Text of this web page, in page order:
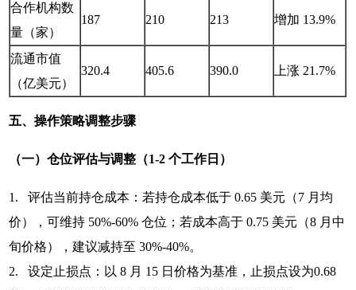
合作机构数
量（家）
187 210 213 增加 13.9%
流通市值
（亿美元）
320.4 405.6 390.0 上涨 21.7%
五、操作策略调整步骤
（一）仓位评估与调整（1-2 个工作日）
1. 评估当前持仓成本：若持仓成本低于 0.65 美元（7 月均
价），可维持 50%-60% 仓位；若成本高于 0.75 美元（8 月中
旬价格），建议减持至 30%-40%。
2. 设定止损点：以 8 月 15 日价格为基准，止损点设为0.68